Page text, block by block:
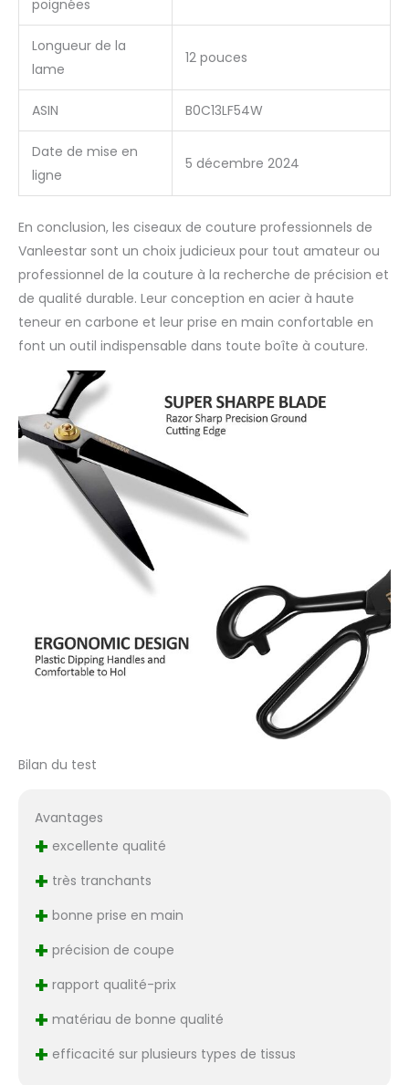
aiguisés et en bon état,
nettoyer avec un
avant d'utiliser les
forme du bord lors de
Tous les ciseaux sont
livrés avec une garantie
de remboursement de
3 mois à 100 % si vous
n'êtes pas satisfait.
poignées
Longueur de la
lame
12 pouces
ASIN B0C13LF54W
Date de mise en
ligne
5 décembre 2024
En conclusion, les ciseaux de couture professionnels de
Vanleestar sont un choix judicieux pour tout amateur ou
professionnel de la couture à la recherche de précision et
de qualité durable. Leur conception en acier à haute
teneur en carbone et leur prise en main confortable en
font un outil indispensable dans toute boîte à couture.
Bilan du test
Avantages
+ excellente qualité
+ très tranchants
+ bonne prise en main
+ précision de coupe
+ rapport qualité-prix
+ matériau de bonne qualité
+ efficacité sur plusieurs types de tissus